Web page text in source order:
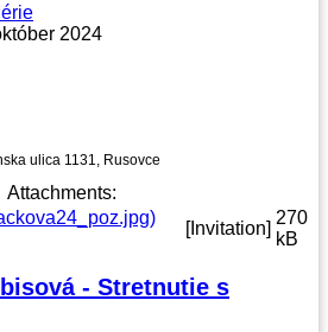
2024
ulica 1131, Rusovce
Attachments:
[Invitation]
270
kB
- Stretnutie s